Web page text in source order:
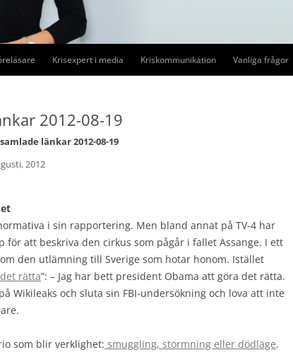
Krisexpert i media Kriskommunikation Vanliga frågor
2012-08-19
länkar 2012-08-19
2012
i sin rapportering. Men bland annat på TV-4 har
för att beskriva den cirkus som pågår i fallet Assange. I ett
den utlämning till Sverige som hotar honom. Istället
det rätta”: – Jag har bett president Obama att göra det rätta.
Wikileaks och sluta sin FBI-undersökning och lova att inte
som blir verklighet: smuggling, stormning eller dödläge.